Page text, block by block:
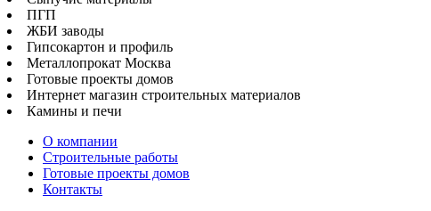
ПГП
ЖБИ заводы
Гипсокартон и профиль
Металлопрокат Москва
Готовые проекты домов
Интернет магазин строительных материалов
Камины и печи
О компании
Строительные работы
Готовые проекты домов
Контакты